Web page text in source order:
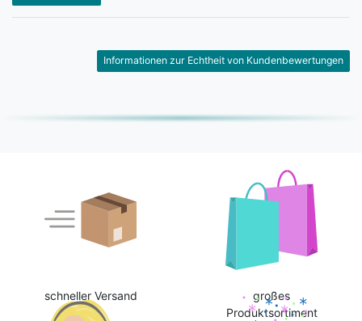
Informationen zur Echtheit von Kundenbewertungen
schneller Versand
großes
Produktsortiment